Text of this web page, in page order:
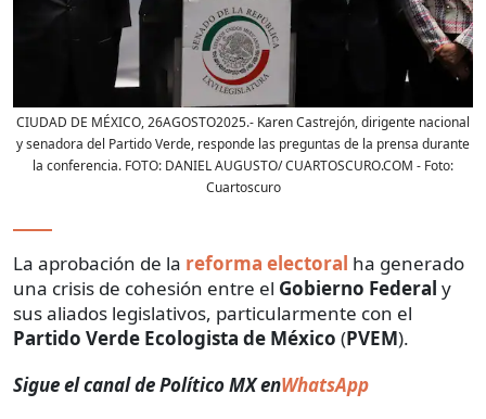
CIUDAD DE MÉXICO, 26AGOSTO2025.- Karen Castrejón, dirigente nacional
y senadora del Partido Verde, responde las preguntas de la prensa durante
la conferencia. FOTO: DANIEL AUGUSTO/ CUARTOSCURO.COM - Foto:
Cuartoscuro
La aprobación de la reforma electoral ha generado
una crisis de cohesión entre el Gobierno Federal y
sus aliados legislativos, particularmente con el
Partido Verde Ecologista de México (PVEM).
Sigue el canal de Político MX enWhatsApp